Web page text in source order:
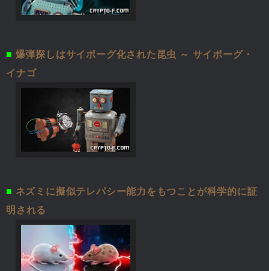
■ 爆弾探しはサイボーグ化された昆虫 ～ サイボーグ・
イナゴ
■ ネズミに擬似テレパシー能力をもつことが科学的に証
明される